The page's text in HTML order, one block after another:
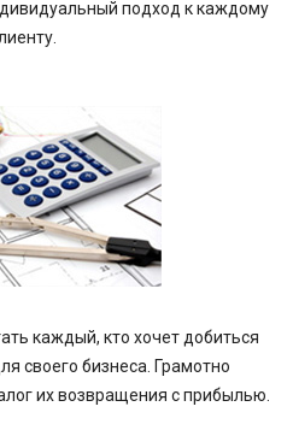
подход к каждому
каждый, кто хочет добиться
своего бизнеса. Грамотно
их возвращения с прибылью.